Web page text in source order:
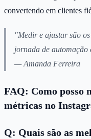
convertendo em clientes
"Medir e ajustar são
jornada de automação
— Amanda Ferreira
FAQ: Como posso
métricas no
Q: Quais são as